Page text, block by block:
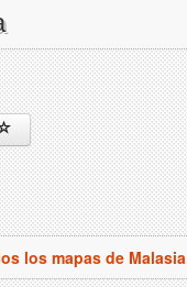
los mapas de Malasia